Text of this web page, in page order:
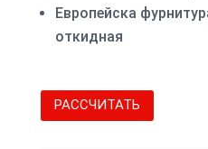
Европейска
откидная
РАССЧИТАТЬ